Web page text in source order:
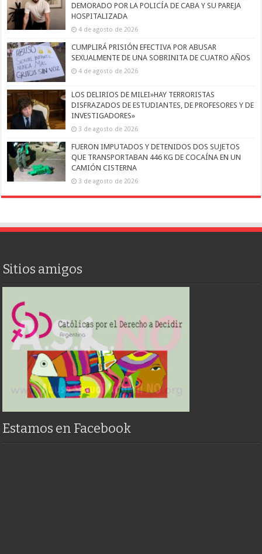
DEMORADO POR LA POLICÍA DE CABA Y SU PAREJA
HOSPITALIZADA
4 de agosto de 2026
CUMPLIRÁ PRISIÓN EFECTIVA POR ABUSAR
SEXUALMENTE DE UNA SOBRINITA DE CUATRO AÑOS
4 de agosto de 2026
LOS DELIRIOS DE MILEI»HAY TERRORISTAS
DISFRAZADOS DE ESTUDIANTES, DE PROFESORES Y DE
INVESTIGADORES»
3 de agosto de 2026
FUERON IMPUTADOS Y DETENIDOS DOS SUJETOS
QUE TRANSPORTABAN 446 KG DE COCAÍNA EN UN
CAMIÓN CISTERNA
3 de agosto de 2026
Sitios amigos
Estamos en Facebook